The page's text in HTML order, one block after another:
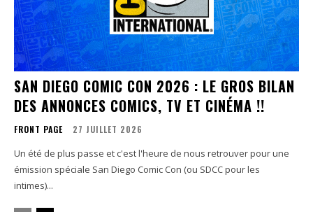
SAN DIEGO COMIC CON 2026 : LE GROS BILAN
DES ANNONCES COMICS, TV ET CINÉMA !!
FRONT PAGE 27 JUILLET 2026
Un été de plus passe et c'est l'heure de nous retrouver pour une
émission spéciale San Diego Comic Con (ou SDCC pour les
intimes)...